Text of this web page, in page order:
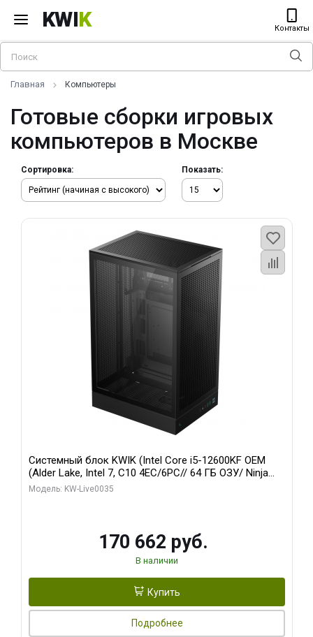
KWIK Контакты
Главная Компьютеры
Готовые сборки игровых
компьютеров в Москве
Сортировка: Показать:
Системный блок KWIK (Intel Core i5-12600KF OEM
(Alder Lake, Intel 7, C10 4EC/6PC// 64 ГБ ОЗУ/ Ninja
Sinotex GTX1650 4GB 128bit GDDR6 DVI DP HDMI 2/
Модель: KW-Live0035
170 662 руб.
В наличии
Купить
Подробнее